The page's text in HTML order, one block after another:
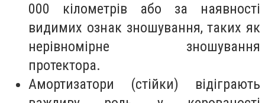
000 кілометрів або за наявності
видимих ​​ознак зношування, таких як
нерівномірне зношування
протектора.
Амортизатори (стійки) відіграють